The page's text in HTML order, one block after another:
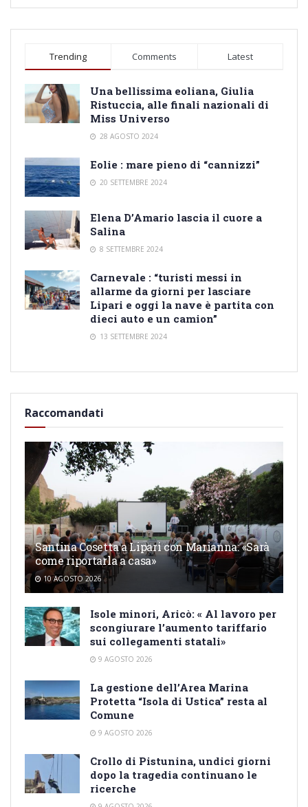
Trending Comments Latest
Una bellissima eoliana, Giulia
Ristuccia, alle finali nazionali di
Miss Universo
28 AGOSTO 2024
Eolie : mare pieno di “cannizzi”
20 SETTEMBRE 2024
Elena D’Amario lascia il cuore a
Salina
8 SETTEMBRE 2024
Carnevale : “turisti messi in
allarme da giorni per lasciare
Lipari e oggi la nave è partita con
dieci auto e un camion”
13 SETTEMBRE 2024
Raccomandati
Santina Cosetta a Lipari con Marianna: «Sarà
come riportarla a casa»
10 AGOSTO 2026
Isole minori, Aricò: « Al lavoro per
scongiurare l’aumento tariffario
sui collegamenti statali»
9 AGOSTO 2026
La gestione dell’Area Marina
Protetta “Isola di Ustica” resta al
Comune
9 AGOSTO 2026
Crollo di Pistunina, undici giorni
dopo la tragedia continuano le
ricerche